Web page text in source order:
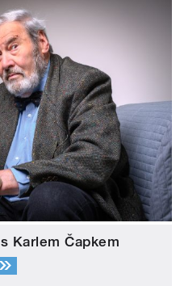
Karlem Čapkem